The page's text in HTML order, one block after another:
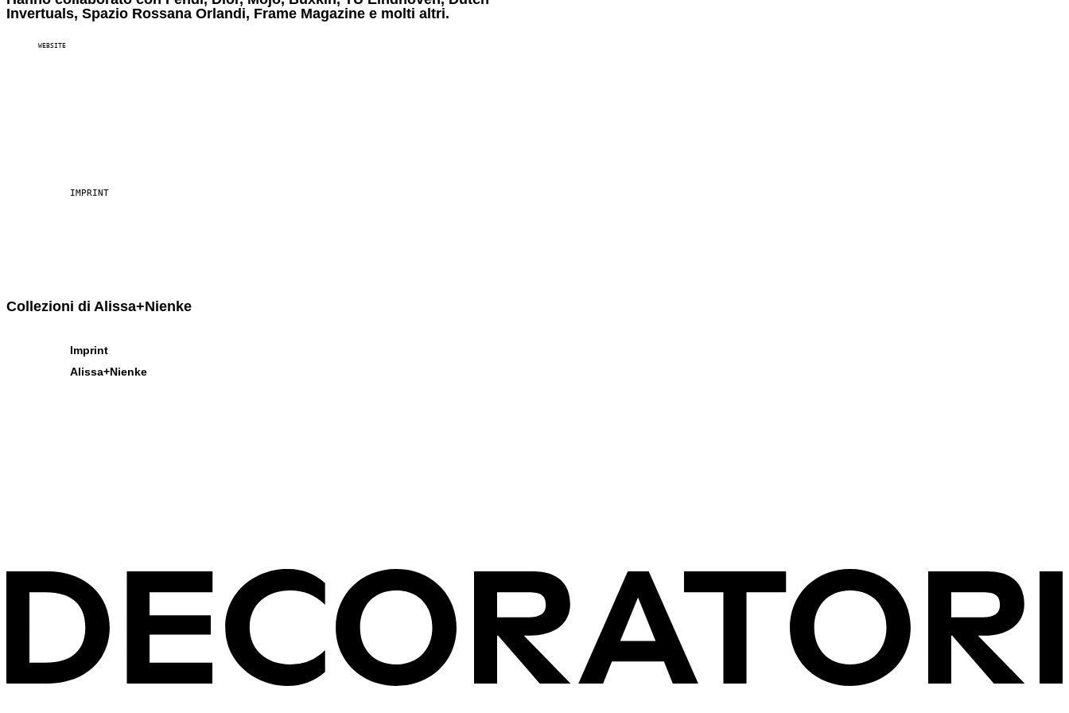
Invertuals, Spazio Rossana Orlandi, Frame Magazine e molti altri.
WEBSITE
IMPRINT
Collezioni di Alissa+Nienke
Imprint
Alissa+Nienke